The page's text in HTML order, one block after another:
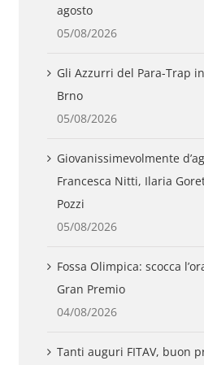
agosto
05/08/2026
Gli Azzurri del Para-Trap
Brno
05/08/2026
Giovanissimevolmente
Francesca Nitti, Ilaria
Pozzi
05/08/2026
Fossa Olimpica: scocca
Gran Premio
04/08/2026
Tanti auguri FITAV, buon